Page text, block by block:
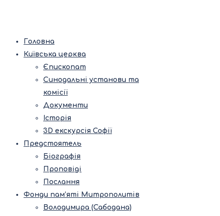
Головна
Київська церква
Єпископат
Синодальні установи та
комісії
Документи
Історія
3D екскурсія Софії
Предстоятель
Біографія
Проповіді
Послання
Фонди пам’яті Митрополитів
Володимира (Сабодана)